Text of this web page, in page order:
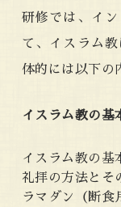
研修では、イ
て、イスラム
体的には以下の
イスラム教の基
イスラム教の基
礼拝の方法とそ
ラマダン（断食